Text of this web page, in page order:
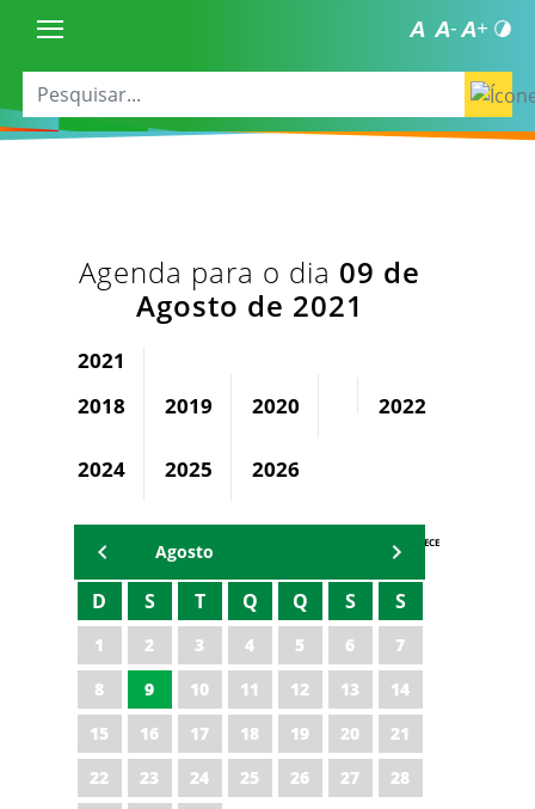
Agenda para o dia 09 de
Agosto de 2021
2021
2018
2019 2020 2022
2024 2025 2026
AGENDA IPECE
Agosto
D S T Q Q S S
1 2 3 4 5 6
7
8
9 10 11 12 13
14
15
16 17 18 19 20
21
22
23 24 25 26 27
28